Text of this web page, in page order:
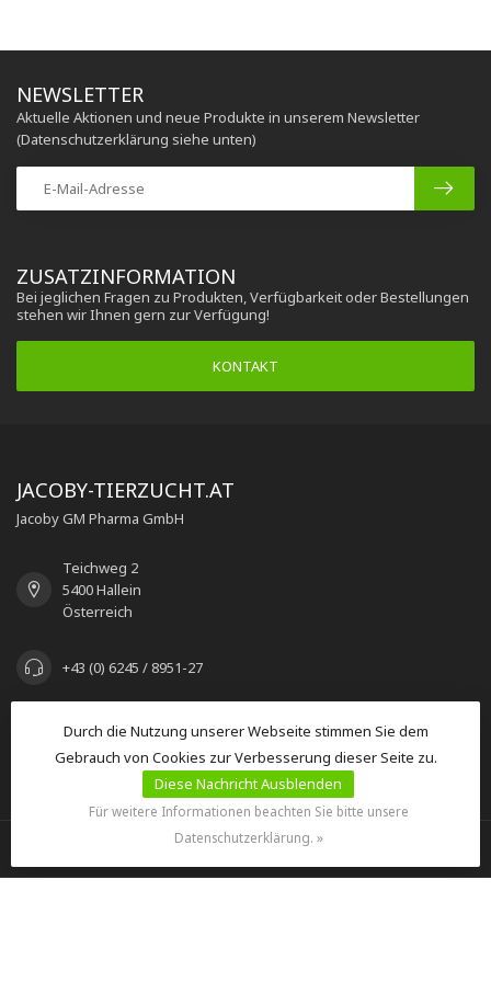
ZUSATZINFORMATION
Bei jeglichen Fragen zu Produkten, Verfügbarkeit oder Bestellungen
stehen wir Ihnen gern zur Verfügung!
KONTAKT
NEWSLETTER
Aktuelle Aktionen und neue Produkte in unserem Newsletter
(Datenschutzerklärung siehe unten)
JACOBY-TIERZUCHT.AT
Jacoby GM Pharma GmbH
Teichweg 2
5400 Hallein
Österreich
+43 (0) 6245 / 8951-27
seec@jacoby.at
INFORMATIONEN
Durch die Nutzung unserer Webseite stimmen Sie dem
Gebrauch von Cookies zur Verbesserung dieser Seite zu.
Diese Nachricht Ausblenden
Für weitere Informationen beachten Sie bitte unsere
Datenschutzerklärung. »